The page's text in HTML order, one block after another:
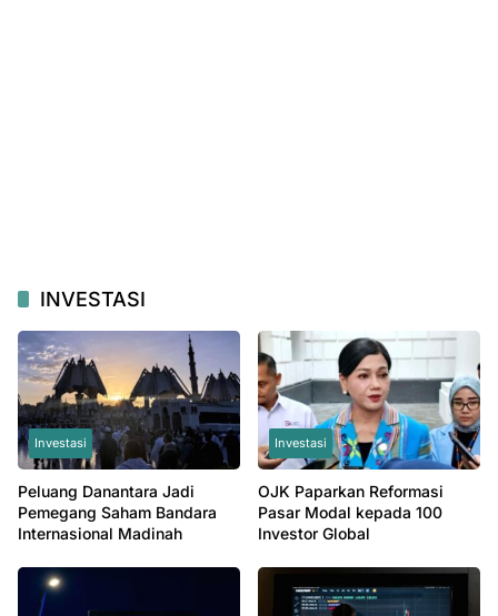
INVESTASI
Investasi
Peluang Danantara Jadi
Pemegang Saham Bandara
Internasional Madinah
Investasi
OJK Paparkan Reformasi
Pasar Modal kepada 100
Investor Global